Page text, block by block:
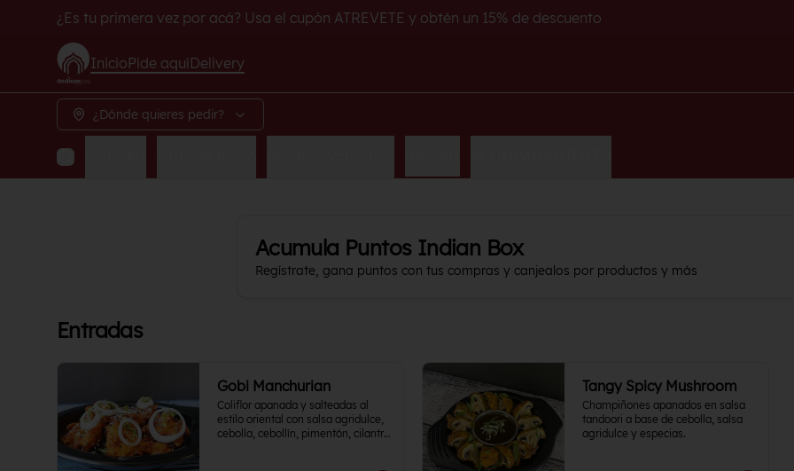
¿Es tu primera vez por acá? Usa el cupón ATREVETE y obtén un 15% de descuento
InicioPide aquíDelivery
¿Dónde quieres pedir?
Acumula Puntos Indian Box
Regístrate, gana puntos con tus compras y canjealos por productos y más
Entradas
Gobi Manchurian
Coliflor apanada y salteadas al
estilo oriental con salsa agridulce,
cebolla, cebollín, pimentón, cilantro,
Tangy Spicy Mushroom
Champiñones apanados en salsa
tandoori a base de cebolla, salsa
agridulce y especias.